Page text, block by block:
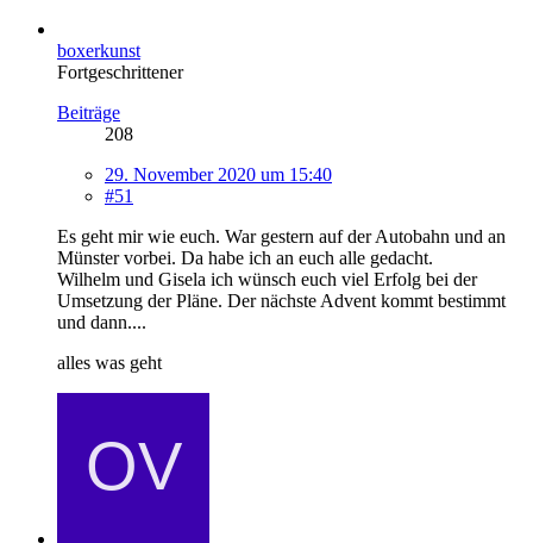
boxerkunst
Fortgeschrittener
Beiträge
208
29. November 2020 um 15:40
#51
Es geht mir wie euch. War gestern auf der Autobahn und an
Münster vorbei. Da habe ich an euch alle gedacht.
Wilhelm und Gisela ich wünsch euch viel Erfolg bei der
Umsetzung der Pläne. Der nächste Advent kommt bestimmt
und dann....
alles was geht